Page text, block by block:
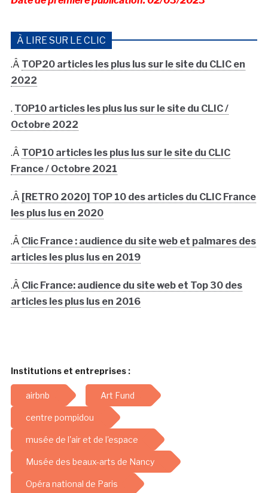
À LIRE SUR LE CLIC
.Â TOP20 articles les plus lus sur le site du CLIC en
2022
. TOP10 articles les plus lus sur le site du CLIC /
Octobre 2022
.Â TOP10 articles les plus lus sur le site du CLIC
France / Octobre 2021
.Â [RETRO 2020] TOP 10 des articles du CLIC France
les plus lus en 2020
.Â Clic France : audience du site web et palmares des
articles les plus lus en 2019
.Â Clic France: audience du site web et Top 30 des
articles les plus lus en 2016
Institutions et entreprises :
airbnb Art Fund
centre pompidou
musée de l'air et de l'espace
Musée des beaux-arts de Nancy
Opéra national de Paris